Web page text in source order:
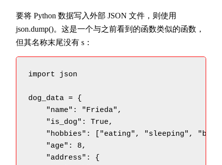
要将 Python 数据写入外部 JSON 文件，则使用
json.dump()。这是一个与之前看到的函数类似的函数，
但其​​名称末尾没有 s：
import json
dog_data = {
    "name": "Frieda",
    "is_dog": True,
"hobbies": ["eating", "sleeping",
    "age": 8,
    "address": {